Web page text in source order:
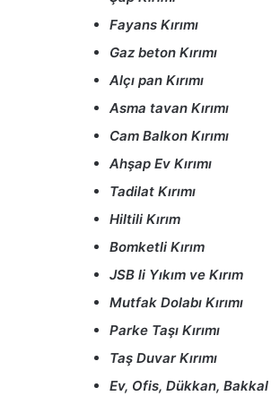
Fayans Kırımı
Gaz beton Kırımı
Alçı pan Kırımı
Asma tavan Kırımı
Cam Balkon Kırımı
Ahşap Ev Kırımı
Tadilat Kırımı
Hiltili Kırım
Bomketli Kırım
JSB li Yıkım ve Kırım
Mutfak Dolabı Kırımı
Parke Taşı Kırımı
Taş Duvar Kırımı
Ev, Ofis, Dükkan, Bakkal